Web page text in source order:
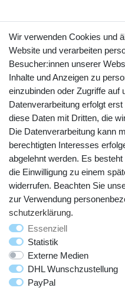
Vertrag
YouTube
© Copyright 2025
Wir verwenden Cookies und
Website und verarbeiten
Besucher:innen unserer
Inhalte und Anzeigen zu
einzubinden oder Zugriffe auf
Datenverarbeitung erfolgt
diese Daten mit Dritten, die
Die Datenverarbeitung kann
berechtigten Interesses
abgelehnt werden. Es
die Einwilligung zu einem
widerrufen. Beachten Sie
zur Verwendung
schutz­erklärung.
Essenziell
Statistik
Externe Medien
DHL Wunschzustellung
PayPal